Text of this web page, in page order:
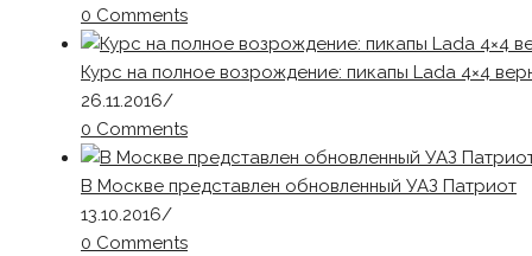
0 Comments
Курс на полное возрождение: пикапы Lada 4×4
26.11.2016/
0 Comments
В Москве представлен обновленный УАЗ Патриот
13.10.2016/
0 Comments